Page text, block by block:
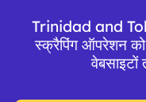
Trinidad and
स्क्रैपिंग ऑपरेशन